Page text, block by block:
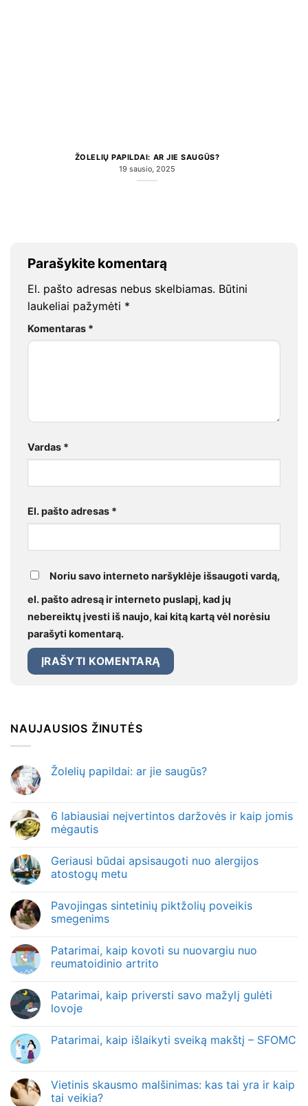
ŽOLELIŲ PAPILDAI: AR JIE SAUGŪS?
19 sausio, 2025
Parašykite komentarą
El. pašto adresas nebus skelbiamas. Būtini
laukeliai pažymėti *
Komentaras *
Vardas *
El. pašto adresas *
Noriu savo interneto naršyklėje išsaugoti vardą,
el. pašto adresą ir interneto puslapį, kad jų
nebereiktų įvesti iš naujo, kai kitą kartą vėl norėsiu
parašyti komentarą.
NAUJAUSIOS ŽINUTĖS
Žolelių papildai: ar jie saugūs?
6 labiausiai neįvertintos daržovės ir kaip jomis
mėgautis
Geriausi būdai apsisaugoti nuo alergijos
atostogų metu
Pavojingas sintetinių piktžolių poveikis
smegenims
Patarimai, kaip kovoti su nuovargiu nuo
reumatoidinio artrito
Patarimai, kaip priversti savo mažylį gulėti
lovoje
Patarimai, kaip išlaikyti sveiką makštį – SFOMC
Vietinis skausmo malšinimas: kas tai yra ir kaip
tai veikia?